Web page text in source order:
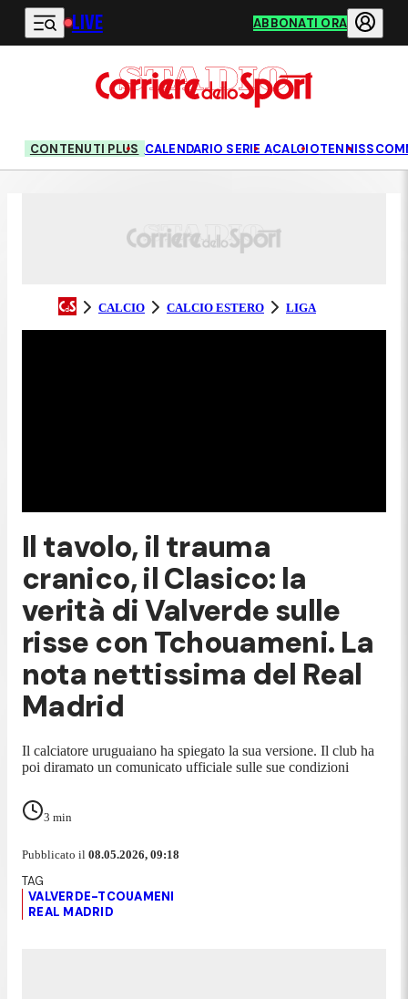
Vai al contenuto principale
LIVE ABBONATI ORA
CONTENUTI PLUS CALENDARIO SERIE ACALCIOTENNIS
CALCIO CALCIO ESTERO LIGA
Il tavolo, il trauma
cranico, il Clasico: la
verità di Valverde sulle
risse con Tchouameni. La
nota nettissima del Real
Madrid
Il calciatore uruguaiano ha spiegato la sua versione. Il club ha
poi diramato un comunicato ufficiale sulle sue condizioni
3 min
Pubblicato il 08.05.2026, 09:18
VALVERDE-TCOUAMENI
REAL MADRID